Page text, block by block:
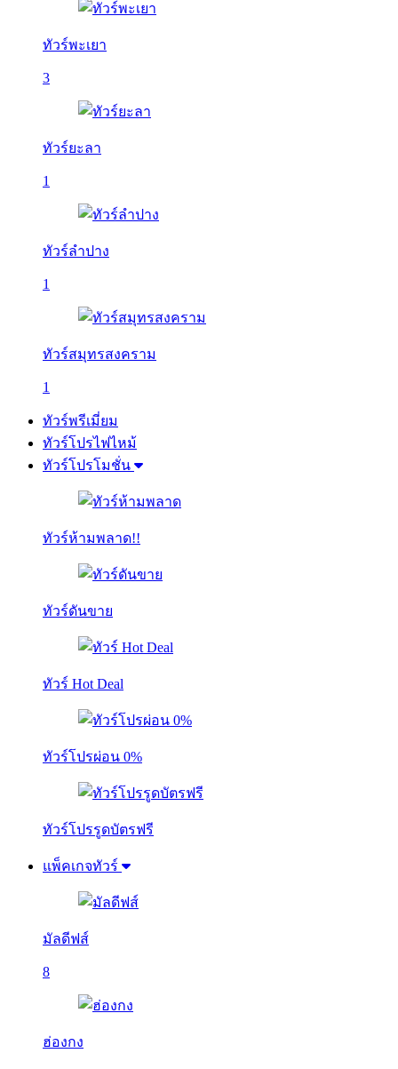
ทัวร์พะเยา
3
ทัวร์ยะลา
1
ทัวร์ลำปาง
1
ทัวร์สมุทรสงคราม
1
ทัวร์พรีเมี่ยม
ทัวร์โปรไฟไหม้
ทัวร์โปรโมชั่น
ทัวร์ห้ามพลาด!!
ทัวร์ดันขาย
ทัวร์ Hot Deal
ทัวร์โปรผ่อน 0%
ทัวร์โปรรูดบัตรฟรี
แพ็คเกจทัวร์
มัลดีฟส์
8
ฮ่องกง